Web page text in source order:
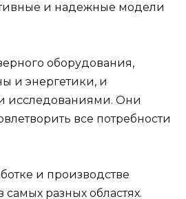
и надежные модели
оборудования,
и энергетики, и
исследованиями. Они
все потребности
и производстве
разных областях.